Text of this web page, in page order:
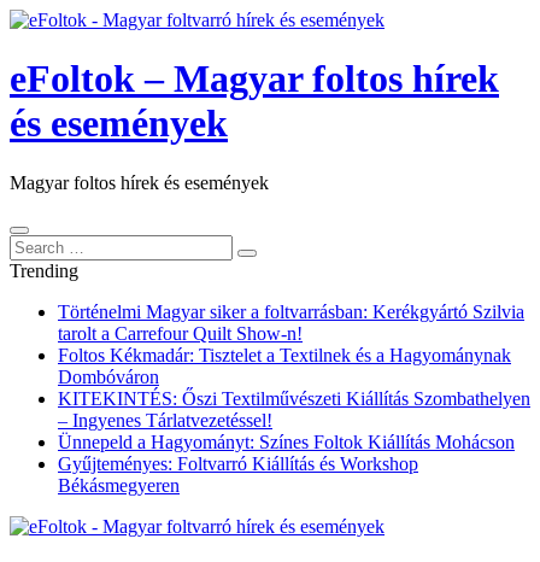
eFoltok – Magyar foltos hírek
és események
Magyar foltos hírek és események
Search
for:
Search
Trending
Történelmi Magyar siker a foltvarrásban: Kerékgyártó Szilvia
tarolt a Carrefour Quilt Show-n!
Foltos Kékmadár: Tisztelet a Textilnek és a Hagyománynak
Dombóváron
KITEKINTÉS: Őszi Textilművészeti Kiállítás Szombathelyen
– Ingyenes Tárlatvezetéssel!
Ünnepeld a Hagyományt: Színes Foltok Kiállítás Mohácson
Gyűjteményes: Foltvarró Kiállítás és Workshop
Békásmegyeren